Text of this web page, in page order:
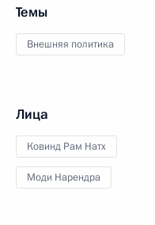
Темы
Внешняя политика
Лица
Ковинд Рам Натх
Моди Нарендра